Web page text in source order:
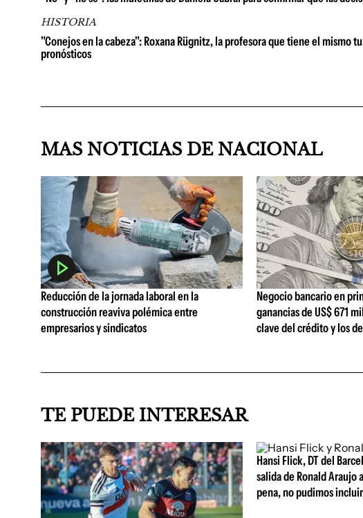
HISTORIA
"Conejos en la cabeza": Roxana Rügnitz, la profesora que tiene el mismo
pronósticos
MAS NOTICIAS DE NACIONAL
Reducción de la jornada laboral en la
construcción reaviva polémica entre
empresarios y sindicatos
Negocio bancario en
ganancias de US$ 671
clave del crédito y los
TE PUEDE INTERESAR
Hansi Flick, DT del
salida de Ronald Araujo
pena, no pudimos